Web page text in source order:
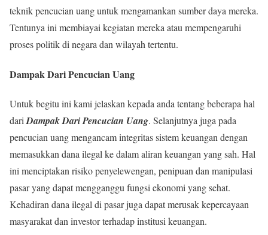
teknik pencucian uang untuk mengamankan sumber daya mereka.
Tentunya ini membiayai kegiatan mereka atau mempengaruhi
proses politik di negara dan wilayah tertentu.
Dampak Dari Pencucian Uang
Untuk begitu ini kami jelaskan kepada anda tentang beberapa hal
dari Dampak Dari Pencucian Uang. Selanjutnya juga pada
pencucian uang mengancam integritas sistem keuangan dengan
memasukkan dana ilegal ke dalam aliran keuangan yang sah. Hal
ini menciptakan risiko penyelewengan, penipuan dan manipulasi
pasar yang dapat mengganggu fungsi ekonomi yang sehat.
Kehadiran dana ilegal di pasar juga dapat merusak kepercayaan
masyarakat dan investor terhadap institusi keuangan.